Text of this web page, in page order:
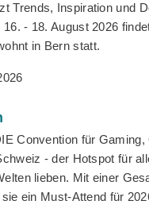
Trends, Inspiration und
- 18. August 2026
in Bern statt.
Convention für Gaming,
- der Hotspot für
lieben. Mit einer
ein Must-Attend für